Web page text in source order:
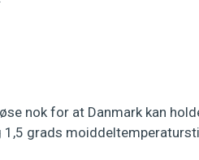
nok for at Danmark kan
grads